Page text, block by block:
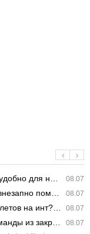
08.07
часово…
08.07
https:/…
08.07
инт? https://g…
08.07
квали…